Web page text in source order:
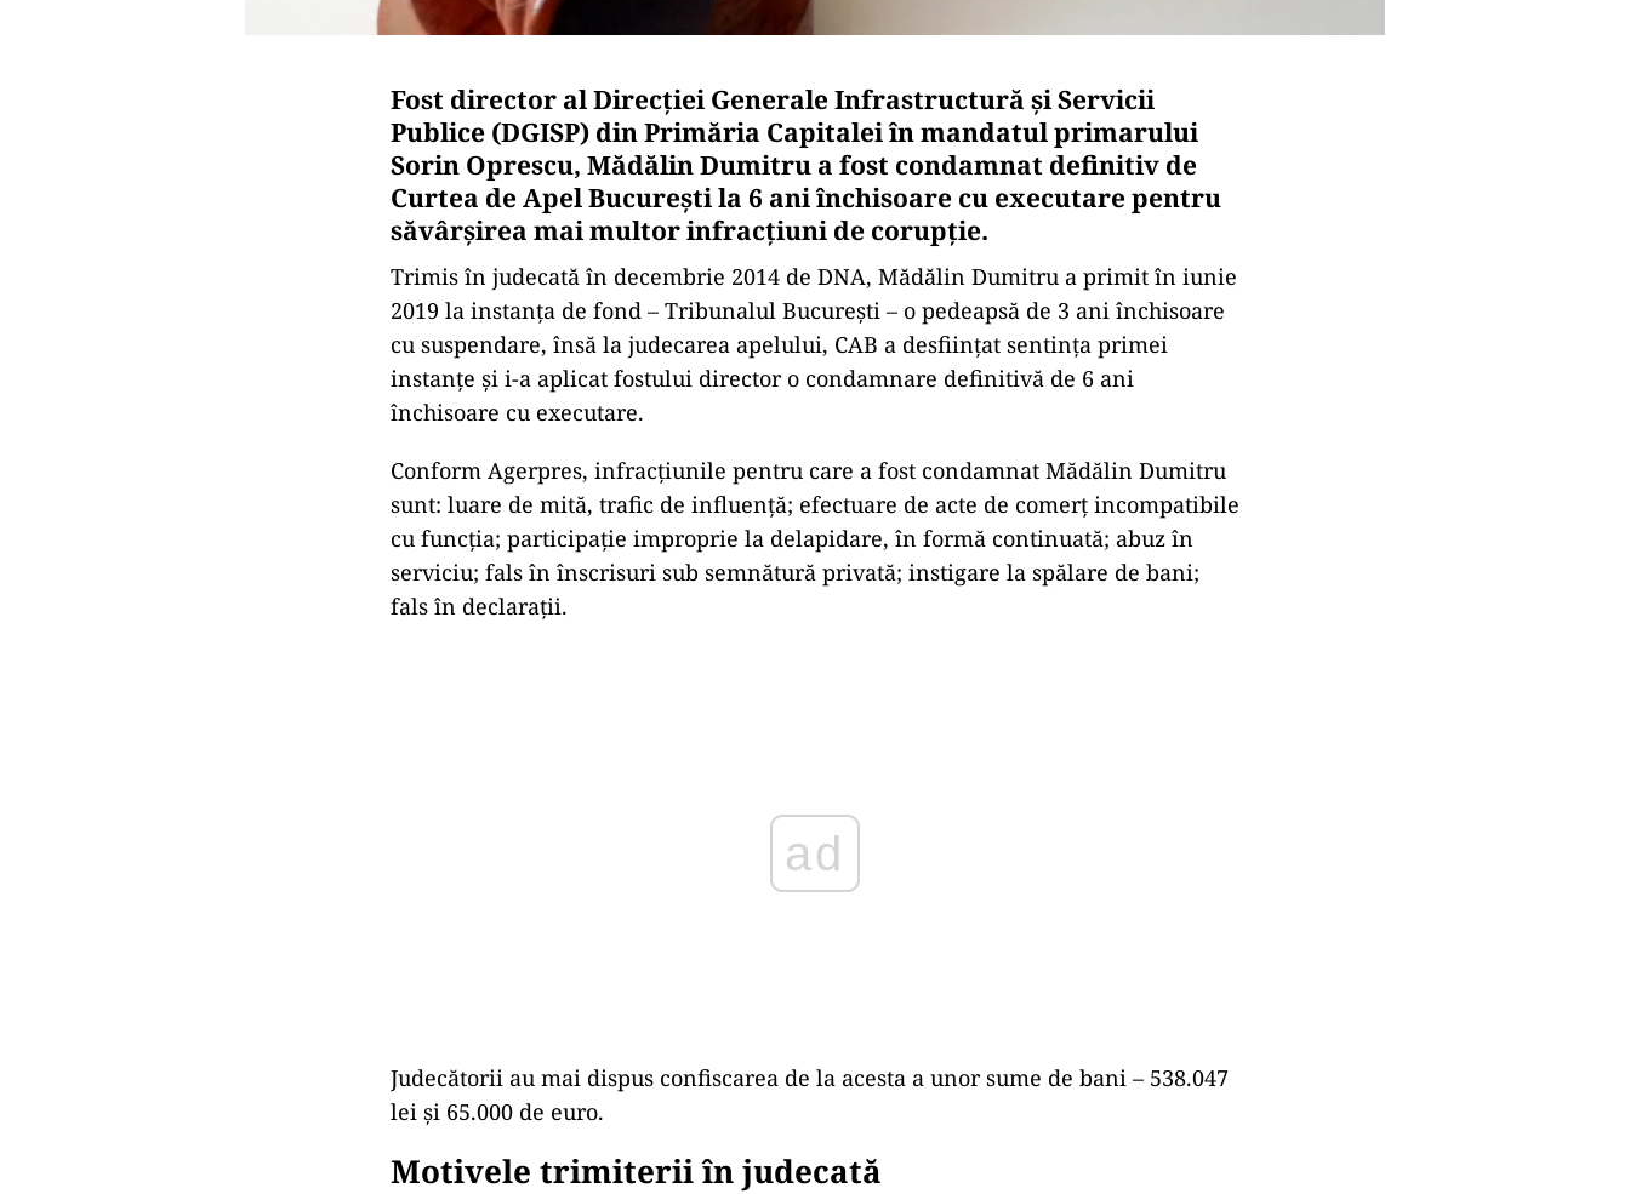
Fost director al Direcţiei Generale Infrastructură şi Servicii
Publice (DGISP) din Primăria Capitalei în mandatul primarului
Sorin Oprescu, Mădălin Dumitru a fost condamnat definitiv de
Curtea de Apel Bucureşti la 6 ani închisoare cu executare pentru
săvârşirea mai multor infracţiuni de corupţie.
Trimis în judecată în decembrie 2014 de DNA, Mădălin Dumitru a primit în iunie
2019 la instanţa de fond – Tribunalul Bucureşti – o pedeapsă de 3 ani închisoare
cu suspendare, însă la judecarea apelului, CAB a desfiinţat sentinţa primei
instanţe şi i-a aplicat fostului director o condamnare definitivă de 6 ani
închisoare cu executare.
Conform Agerpres, infracţiunile pentru care a fost condamnat Mădălin Dumitru
sunt: luare de mită, trafic de influenţă; efectuare de acte de comerţ incompatibile
cu funcţia; participaţie improprie la delapidare, în formă continuată; abuz în
serviciu; fals în înscrisuri sub semnătură privată; instigare la spălare de bani;
fals în declaraţii.
Judecătorii au mai dispus confiscarea de la acesta a unor sume de bani – 538.047
lei şi 65.000 de euro.
Motivele trimiterii în judecată